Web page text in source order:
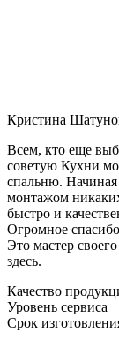
Кристина
Всем, кто еще
советую Кухни
спальню. Начиная
монтажом
быстро и
Огромное
Это мастер
здесь.
Качество
Уровень сервиса
Срок